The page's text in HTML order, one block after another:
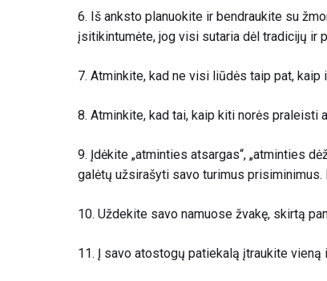
6. Iš anksto planuokite ir bendraukite su
įsitikintumėte, jog visi sutaria dėl tradicijų ir
7. Atminkite, kad ne visi liūdės taip pat, kaip
8. Atminkite, kad tai, kaip kiti norės
9. Įdėkite „atminties atsargas“, „atminties
galėtų užsirašyti savo turimus
10. Uždekite savo namuose žvakę, skirtą
11. Į savo atostogų patiekalą įtraukite